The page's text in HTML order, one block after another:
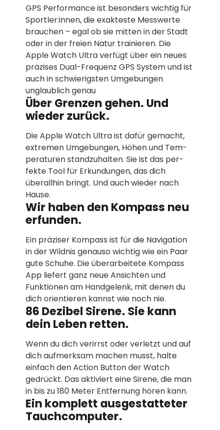
GPS Performance ist besonders wichtig für
Sportler:innen, die exakteste Messwerte
brauchen – egal ob sie mitten in der Stadt
oder in der freien Natur trainieren. Die
Apple Watch Ultra verfügt über ein neues
präzises Dual-Frequenz GPS System und ist
auch in schwierigsten Um­gebungen
unglaublich genau
Über Grenzen gehen. Und
wieder zurück.
Die Apple Watch Ultra ist dafür gemacht,
extremen Um­gebungen, Höhen und Tem­
peraturen stand­zuhalten. Sie ist das per­
fekte Tool für Erkundungen, das dich
überall­hin bringt. Und auch wieder nach
Hause.
Wir haben den Kompass neu
erfunden.
Ein präziser Kompass ist für die Navigation
in der Wildnis genauso wichtig wie ein Paar
gute Schuhe. Die über­arbeitete Kompass
App liefert ganz neue Ansichten und
Funktionen am Handgelenk, mit denen du
dich orientieren kannst wie noch nie.
86 Dezibel Sirene. Sie kann
dein Leben retten.
Wenn du dich verirrst oder verletzt und auf
dich aufmerksam machen musst, halte
einfach den Action Button der Watch
gedrückt. Das aktiviert eine Sirene, die man
in bis zu 180 Meter Entfernung hören kann.
Ein komplett ausgestatteter
Tauch­computer.